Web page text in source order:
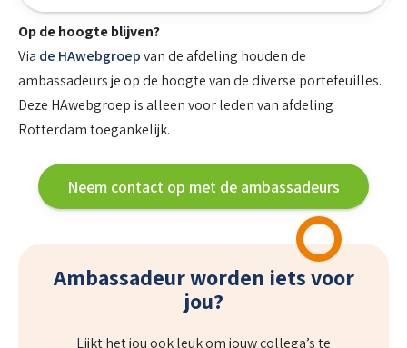
Op de hoogte blijven?
Via de HAwebgroepvan de afdeling houden de
ambassadeurs je op de hoogte van de diverse portefeuilles.
Deze HAwebgroep is alleen voor leden van afdeling
Rotterdam toegankelijk.
Neem contact op met de ambassadeurs
Ambassadeur worden iets voor
jou?
Lijkt het jou ook leuk om jouw collega’s te